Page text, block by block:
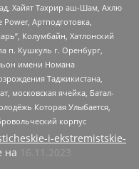
Хайят Тахрир аш-Шам, Ахлю
Артподготовка,
Колумбайн, Хатлонский
п. Кушкуль г. Оренбург,
имени Номана
Таджикистана,
московская ячейка, Батал-
Которая Улыбается,
корпус
i-ekstremistskie-
на
16.11.2023